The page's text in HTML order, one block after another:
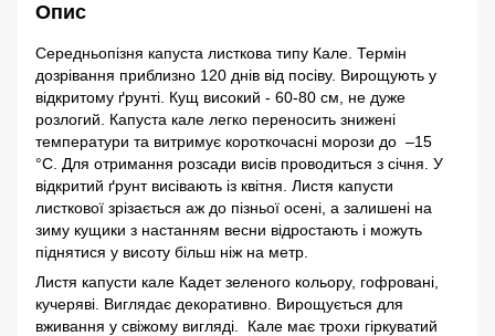
Опис
Середньопізня капуста листкова типу Кале. Термін
дозрівання приблизно 120 днів від посіву. Вирощують у
відкритому ґрунті. Кущ високий - 60-80 см, не дуже
розлогий. Капуста кале легко переносить знижені
температури та витримує короткочасні морози до –15
°C. Для отримання розсади висів проводиться з січня. У
відкритий ґрунт висівають із квітня. Листя капусти
листкової зрізається аж до пізньої осені, а залишені на
зиму кущики з настанням весни відростають і можуть
піднятися у висоту більш ніж на метр.
Листя капусти кале Кадет зеленого кольору, гофровані,
кучеряві. Виглядає декоративно. Вирощується для
вживання у свіжому вигляді. Кале має трохи гіркуватий